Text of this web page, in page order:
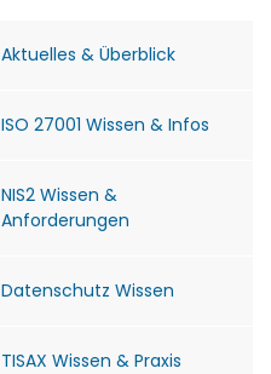
Aktuelles & Überblick
ISO 27001 Wissen & Infos
NIS2 Wissen &
Anforderungen
Datenschutz Wissen
TISAX Wissen & Praxis